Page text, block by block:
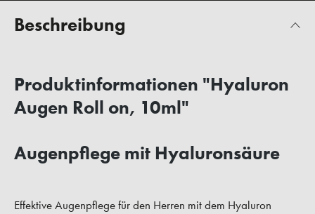
Beschreibung
Produktinformationen "Hyaluron
Augen Roll on, 10ml"
Augenpflege mit Hyaluronsäure
Effektive Augenpflege für den Herren mit dem Hyaluron